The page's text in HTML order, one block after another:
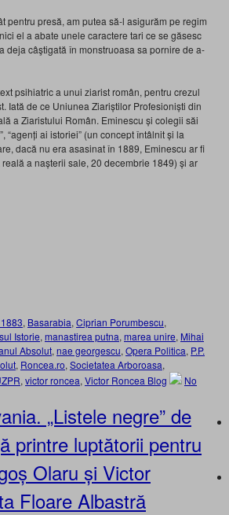
pentru presă, am putea să-l asigurăm pe regim
el a abate unele caractere tari ce se găsesc
deja câştigată în monstruoasa sa pornire de a-
psihiatric a unui ziarist român, pentru crezul
Iată de ce Uniunea Ziariștilor Profesioniști din
a Ziaristului Român. Eminescu și colegii săi
“agenți ai istoriei” (un concept întâlnit și la
dacă nu era asasinat în 1889, Eminescu ar fi
a nașterii sale, 20 decembrie 1849) și ar
, Basarabia, Ciprian Porumbescu,
Istorie, manastirea putna, marea unire, Mihai
Absolut, nae georgescu, Opera Politica, P.P.
, Roncea.ro, Societatea Arboroasa,
, victor roncea, Victor Roncea Blog
No
„Listele negre” de
printre luptătorii pentru
Olaru și Victor
Floare Albastră